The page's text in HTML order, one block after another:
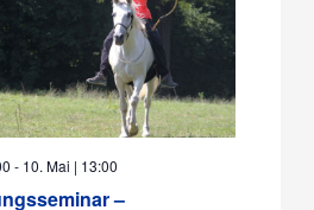
–
- 10. Mai | 13:00